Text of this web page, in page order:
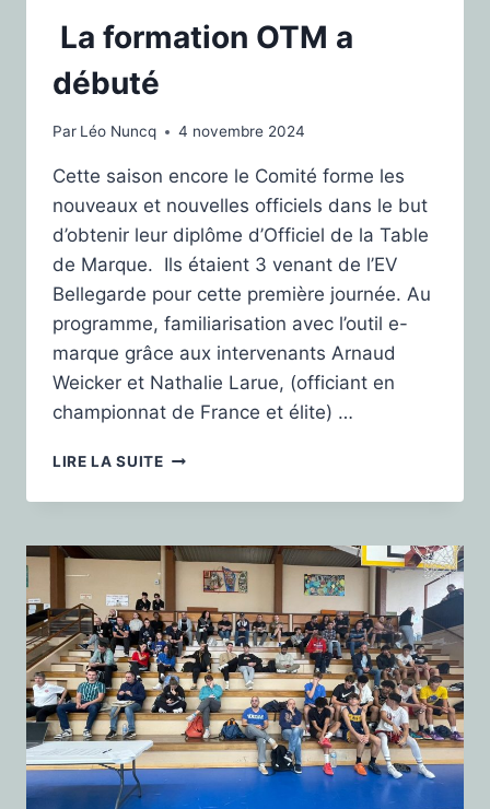
La formation OTM a
débuté
Par Léo Nuncq 4 novembre 2024
Cette saison encore le Comité forme les
nouveaux et nouvelles officiels dans le but
d’obtenir leur diplôme d’Officiel de la Table
de Marque. Ils étaient 3 venant de l’EV
Bellegarde pour cette première journée. Au
programme, familiarisation avec l’outil e-
marque grâce aux intervenants Arnaud
Weicker et Nathalie Larue, (officiant en
championnat de France et élite) …
LIRE LA SUITE